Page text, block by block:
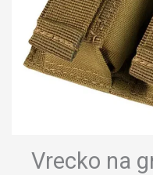
Vrecko na